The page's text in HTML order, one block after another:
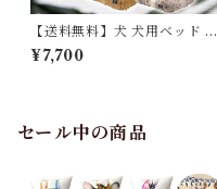
【送料無料】犬 犬用ベッド ス
クエアベッド バンビファー M
サイズ ペットベッド tassu タ
リア お洒落 可愛い 168-6454
¥7,700
セール中の商品